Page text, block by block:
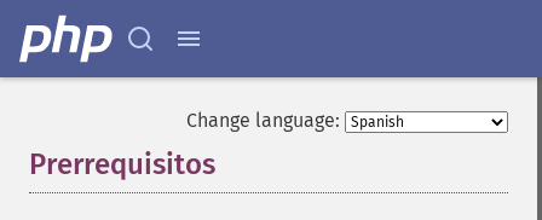
Change language:
Prerrequisitos